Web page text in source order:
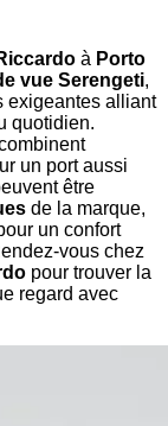
à Porto
vue Serengeti,
exigeantes alliant
quotidien.
un port aussi
être
de la marque,
un confort
vous chez
pour trouver la
regard avec